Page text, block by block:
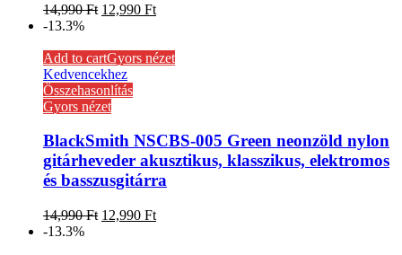
14,990Ft 12,990 Ft
-13.3%
Add to cartGyors nézet
Kedvencekhez
Összehasonlítás
Gyors nézet
BlackSmith NSCBS-005 Green neonzöld nylon
gitárheveder akusztikus, klasszikus, elektromos
és basszusgitárra
14,990Ft 12,990 Ft
-13.3%